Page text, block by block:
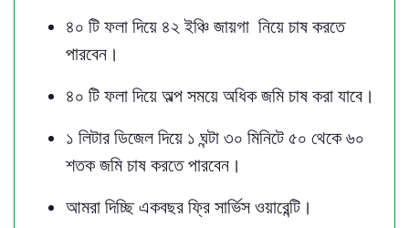
৪০ টি ফলা দিয়ে ৪২ ইঞ্চি জায়গা নিয়ে চাষ করতে
পারবেন।
৪০ টি ফলা দিয়ে অল্প সময়ে অধিক জমি চাষ করা যাবে।
১ লিটার ডিজেল দিয়ে ১ ঘন্টা ৩০ মিনিটে ৫০ থেকে ৬০
শতক জমি চাষ করতে পারবেন।
আমরা দিচ্ছি একবছর ফ্রি সার্ভিস ওয়ারেন্টি।